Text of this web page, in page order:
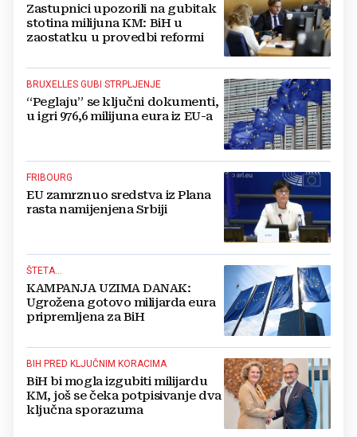
Zastupnici upozorili na gubitak
stotina milijuna KM: BiH u
zaostatku u provedbi reformi
BRUXELLES GUBI STRPLJENJE
“Peglaju” se ključni dokumenti,
u igri 976,6 milijuna eura iz EU-a
FRIBOURG
EU zamrznuo sredstva iz Plana
rasta namijenjena Srbiji
ŠTETA...
KAMPANJA UZIMA DANAK:
Ugrožena gotovo milijarda eura
pripremljena za BiH
BIH PRED KLJUČNIM KORACIMA
BiH bi mogla izgubiti milijardu
KM, još se čeka potpisivanje dva
ključna sporazuma